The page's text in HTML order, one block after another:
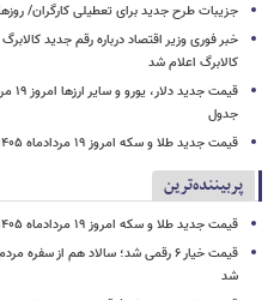
جزیبات طرح جدید برای تعطیلی کارگران/
خبر فوری وزیر اقتصاد درباره رقم جدید
کالابرگ اعلام شد
جدول
قیمت جدید طلا و سکه امروز ۱۹ مردادماه ۱۴۰۵/ سکه وارد کانال جدید قیمتی شد + جدول
پربیننده‌ترین
قیمت جدید طلا و سکه امروز ۱۹ مردادماه ۱۴۰۵/ سکه وارد کانال جدید قیمتی شد + جدول
قیمت خیار ۶ رقمی شد؛ سالاد هم از
شد